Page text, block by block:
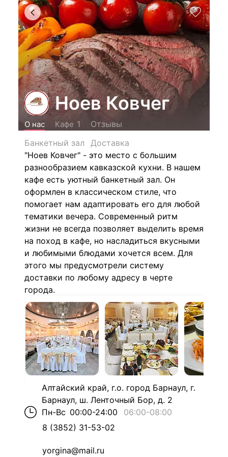
Ноев Ковчег
О нас Кафе 1
Отзывы
Банкетный зал
Доставка
"Ноев Ковчег" - это место с большим
разнообразием кавказской кухни. В нашем
кафе есть уютный банкетный зал. Он
оформлен в классическом стиле, что
помогает нам адаптировать его для любой
тематики вечера. Современный ритм
жизни не всегда позволяет выделить время
на поход в кафе, но насладиться вкусными
и любимыми блюдами хочется всем. Для
этого мы предусмотрели систему
доставки по любому адресу в черте
города.
Алтайский край, г.о. город Барнаул, г.
Барнаул, ш. Ленточный Бор, д. 2
Пн-Вс 00:00-24:00 06:00-08:00
8 (3852) 31-53-02
yorgina@mail.ru